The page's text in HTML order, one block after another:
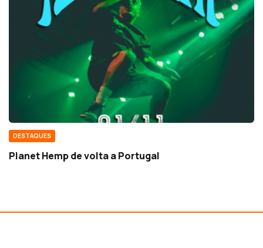
DESTAQUES
Planet Hemp de volta a Portugal